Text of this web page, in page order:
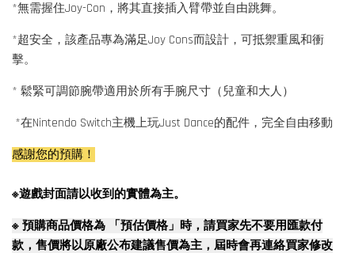
*無需握住Joy-Con，將其直接插入臂帶並自由跳舞。
*超安全，該產品專為滿足Joy Cons而設計，可抵禦重風和衝
擊。
* 鬆緊可調節腕帶適用於所有手腕尺寸（兒童和大人）
*在Nintendo Switch主機上玩Just Dance的配件，完全自由移動
感謝您的預購！
※遊戲封面請以收到的實體為主。
※ 預購商品價格為 「預估價格」時，請買家先不要用匯款付
款，售價將以原廠公布建議售價為主，屆時會再連絡買家修改